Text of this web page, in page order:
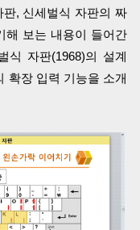
, 신세벌식 자판의 짜
해 보는 내용이 들어간
식 자판(1968)의 설계
확장 입력 기능을 소개